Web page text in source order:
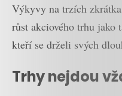
Výkyvy na trzích
růst akciového trhu jako
kteří se drželi svých
Trhy nejdou